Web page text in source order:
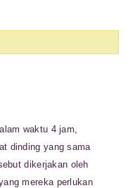
waktu 4 jam,
dinding yang sama
dikerjakan oleh
mereka perlukan